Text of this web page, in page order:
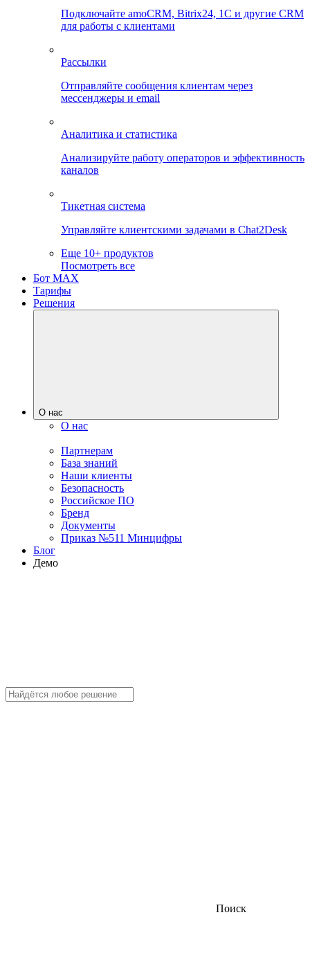
Подключайте amoCRM, Bitrix24, 1C и другие CRM
для работы с клиентами
Рассылки
Отправляйте сообщения клиентам через
мессенджеры и email
Аналитика и статистика
Анализируйте работу операторов и эффективность
каналов
Тикетная система
Управляйте клиентскими задачами в Chat2Desk
Еще 10+ продуктов
Посмотреть все
Бот MAX
Тарифы
Решения
О нас
О нас
Партнерам
База знаний
Наши клиенты
Безопасность
Российское ПО
Бренд
Документы
Приказ №511 Минцифры
Блог
Демо
Поиск